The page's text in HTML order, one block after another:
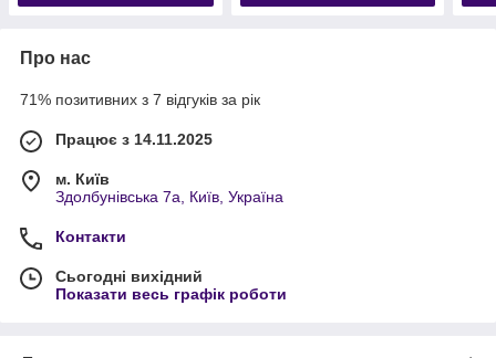
Про нас
71% позитивних з 7 відгуків за рік
Працює з 14.11.2025
м. Київ
Здолбунівська 7а, Київ, Україна
Контакти
Сьогодні вихідний
Показати весь графік роботи